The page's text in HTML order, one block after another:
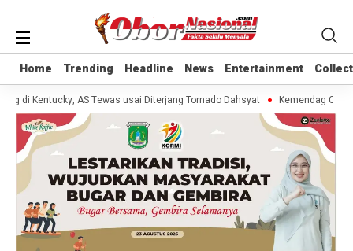
Home Trending Headline News Entertainment
Home Trending Headline News Entertainment
di Kentucky, AS Tewas usai Diterjang Tornado Dahsyat Kemendag